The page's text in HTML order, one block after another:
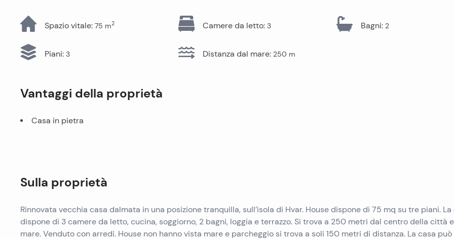
Immobili in vendita a Ugljan
Immobili in vendita a Primosten
Immobili in vendita a Krk
Spazio vitale: 75 m2 Camere da letto: 3 Bagni: 2
Piani: 3 Distanza dal mare: 250 m
Vantaggi della proprietà
Casa in pietra
Sulla proprietà
Rinnovata vecchia casa dalmata in una posizione tranquilla, sull’isola di Hvar. House dispone di 75 mq su tre piani. La
dispone di 3 camere da letto, cucina, soggiorno, 2 bagni, loggia e terrazzo. Si trova a 250 metri dal centro della città
mare. Venduto con arredi. House non hanno vista mare e parcheggio si trova a soli 150 metri di distanza. La casa può